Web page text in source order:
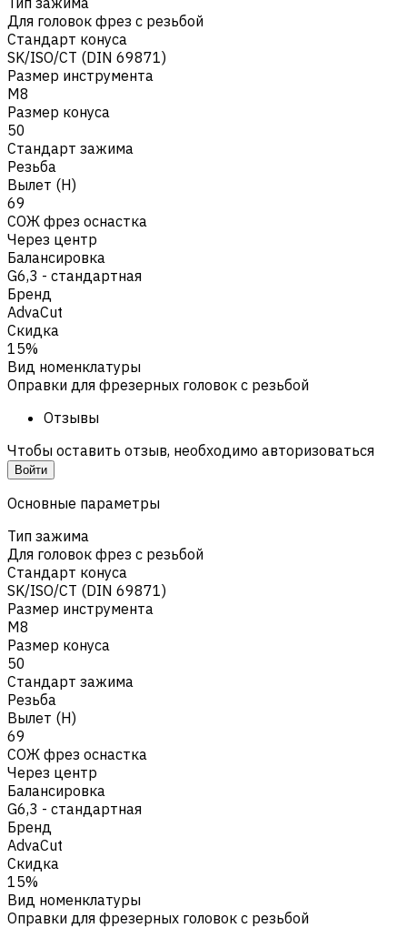
Для головок фрез с резьбой
Стандарт конуса
SK/ISO/CT (DIN 69871)
Размер инструмента
M8
Размер конуса
50
Стандарт зажима
Резьба
Вылет (H)
69
СОЖ фрез оснастка
Через центр
Балансировка
G6,3 - стандартная
Бренд
AdvaCut
Скидка
15%
Вид номенклатуры
Оправки для фрезерных головок с резьбой
Отзывы
Чтобы оставить отзыв, необходимо авторизоваться
Войти
Основные параметры
Тип зажима
Для головок фрез с резьбой
Стандарт конуса
SK/ISO/CT (DIN 69871)
Размер инструмента
M8
Размер конуса
50
Стандарт зажима
Резьба
Вылет (H)
69
СОЖ фрез оснастка
Через центр
Балансировка
G6,3 - стандартная
Бренд
AdvaCut
Скидка
15%
Вид номенклатуры
Оправки для фрезерных головок с резьбой